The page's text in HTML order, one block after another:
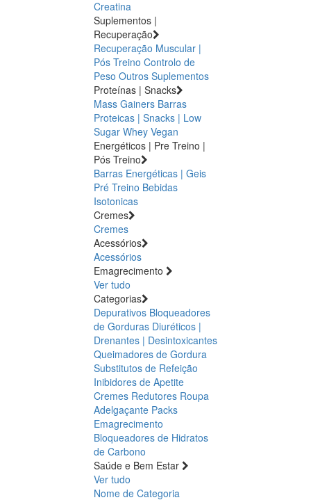
Creatina
Suplementos |
Recuperação
Recuperação Muscular |
Pós Treino Controlo de
Peso Outros Suplementos
Proteínas | Snacks
Mass Gainers Barras
Proteicas | Snacks | Low
Sugar Whey Vegan
Energéticos | Pre Treino |
Pós Treino
Barras Energéticas | Geis
Pré Treino Bebidas
Isotonicas
Cremes
Cremes
Acessórios
Acessórios
Emagrecimento
Ver tudo
Categorias
Depurativos Bloqueadores
de Gorduras Diuréticos |
Drenantes | Desintoxicantes
Queimadores de Gordura
Substitutos de Refeição
Inibidores de Apetite
Cremes Redutores Roupa
Adelgaçante Packs
Emagrecimento
Bloqueadores de Hidratos
de Carbono
Saúde e Bem Estar
Ver tudo
Nome de Categoria